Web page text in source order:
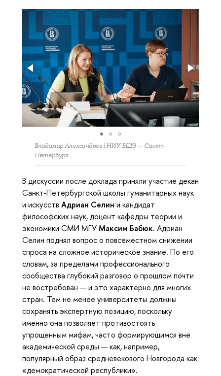
Владимир Александров | НИУ ВШЭ — Санкт-
Петербург
В дискуссии после доклада приняли участие декан
Санкт-Петербургской школы гуманитарных наук
и искусств Адриан Селин и кандидат
философских наук, доцент кафедры теории и
экономики СМИ МГУМаксим Бабюк. Адриан
Селин поднял вопрос о повсеместном снижении
спроса на сложное историческое знание. По его
словам, за пределами профессионального
сообщества глубокий разговор о прошлом почти
не востребован — и это характерно для многих
стран. Тем не менее университеты должны
сохранять экспертную позицию, поскольку
именно она позволяет противостоять
упрощенным мифам, часто формирующимся вне
академической среды — как, например,
популярный образ средневекового Новгорода как
«демократической республики».